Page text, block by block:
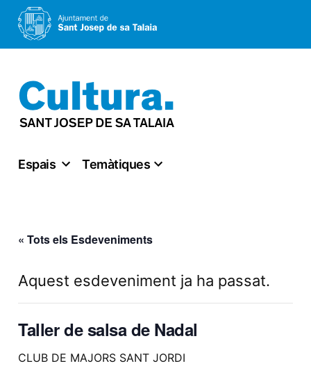
al
contingut
Espais Temàtiques
« Tots els Esdeveniments
Aquest esdeveniment ja ha passat.
Taller de salsa de Nadal
CLUB DE MAJORS SANT JORDI